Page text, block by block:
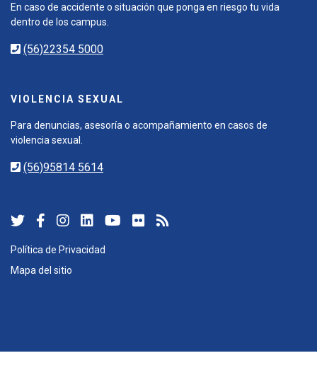
En caso de accidente o situación que ponga en riesgo tu vida
dentro de los campus.
(56)22354 5000
VIOLENCIA SEXUAL
Para denuncias, asesoría o acompañamiento en casos de
violencia sexual.
(56)95814 5614
Política de Privacidad
Mapa del sitio